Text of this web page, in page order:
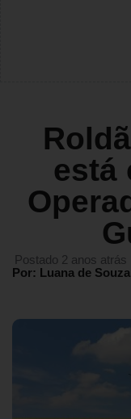
está
Postado 2 anos atrás
Por: Luana de Souza